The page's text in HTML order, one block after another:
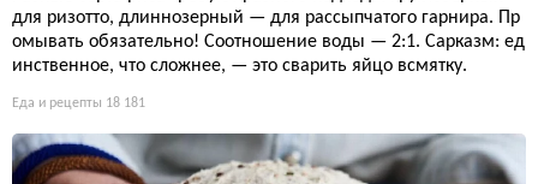
для ризотто, длиннозерный — для рассыпчатого гарнира. Пр
омывать обязательно! Соотношение воды — 2:1. Сарказм: ед
инственное, что сложнее, — это сварить яйцо всмятку.
Еда и рецепты 18 181